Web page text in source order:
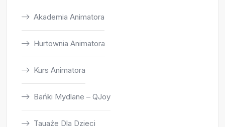
Akademia Animatora
Hurtownia Animatora
Kurs Animatora
Bańki Mydlane – QJoy
Tauaże Dla Dzieci